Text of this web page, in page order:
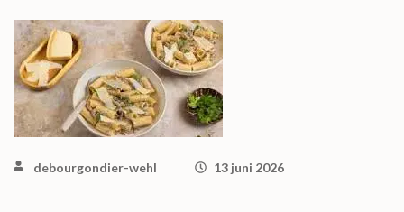
debourgondier-wehl 13 juni 2026